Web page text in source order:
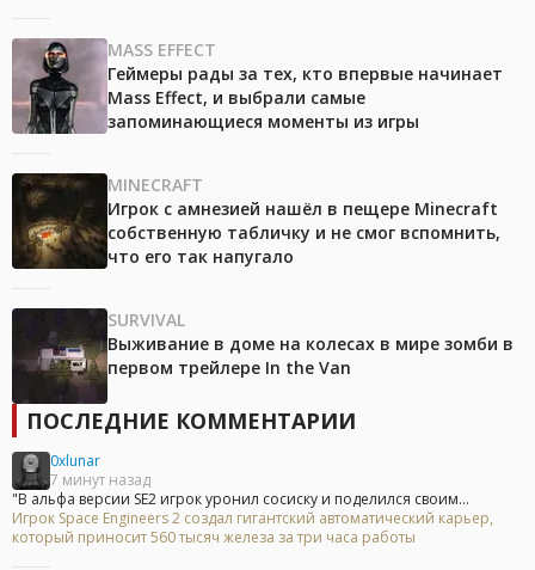
MASS EFFECT
Геймеры рады за тех, кто впервые начинает
Mass Effect, и выбрали самые
запоминающиеся моменты из игры
MINECRAFT
Игрок с амнезией нашёл в пещере Minecraft
собственную табличку и не смог вспомнить,
что его так напугало
SURVIVAL
Выживание в доме на колесах в мире зомби в
первом трейлере In the Van
ПОСЛЕДНИЕ КОММЕНТАРИИ
0xlunar
7 минут назад
"В альфа версии SE2 игрок уронил сосиску и поделился своим...
Игрок Space Engineers 2 создал гигантский автоматический карьер,
который приносит 560 тысяч железа за три часа работы